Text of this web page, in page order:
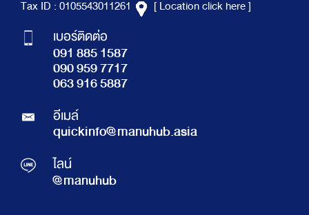
Tax ID : 0105543011261
[ Location click here ]
เบอร์ติดต่อ
091 885 1587
090 959 7717
063 916 5887
อีเมล์
quickinfo@manuhub.asia
ไลน์
@manuhub